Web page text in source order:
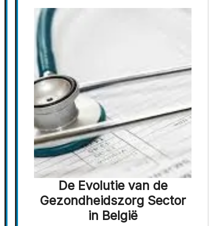
De Evolutie van de
Gezondheidszorg Sector
in België